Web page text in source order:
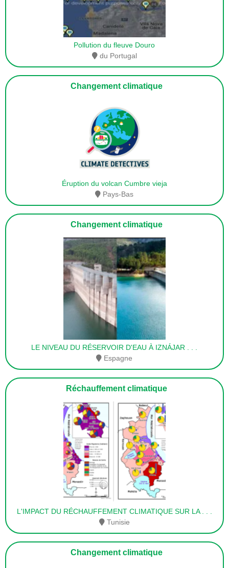
Pollution du fleuve Douro
du Portugal
Changement climatique
Éruption du volcan Cumbre vieja
Pays-Bas
Changement climatique
LE NIVEAU DU RÉSERVOIR D'EAU À IZNÁJAR
Espagne
Réchauffement climatique
L'IMPACT DU RÉCHAUFFEMENT CLIMATIQUE SUR LA
Tunisie
Changement climatique